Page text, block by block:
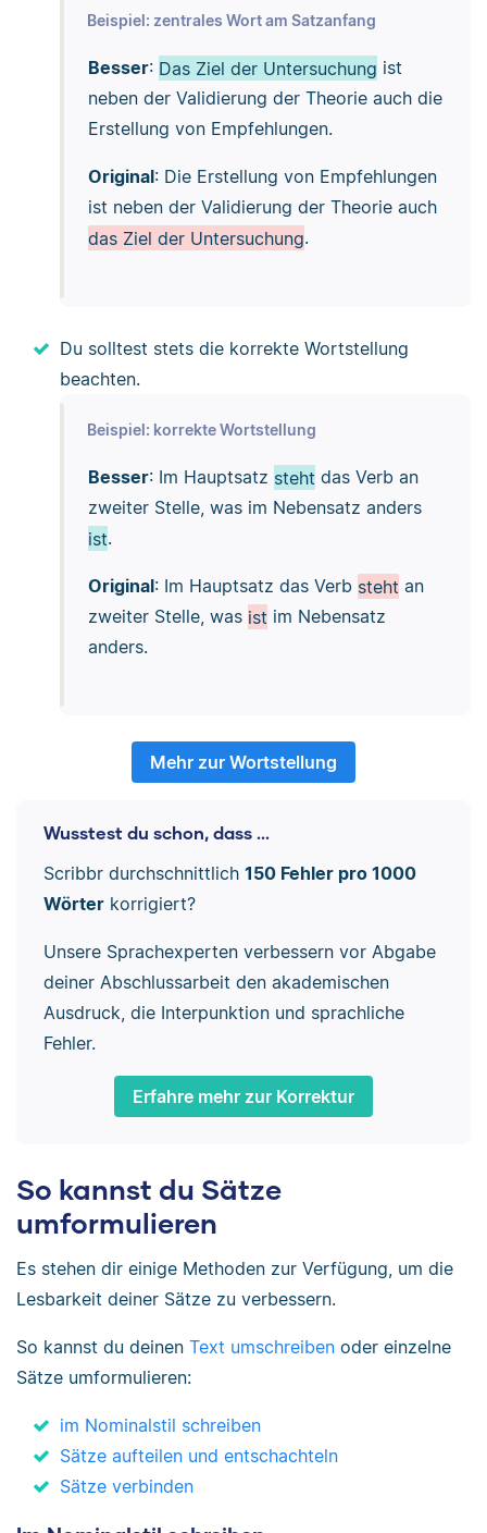
Beispiel: zentrales Wort am Satzanfang
Besser: Das Ziel der Untersuchung ist
neben der Validierung der Theorie auch die
Erstellung von Empfehlungen.
Original: Die Erstellung von Empfehlungen
ist neben der Validierung der Theorie auch
das Ziel der Untersuchung.
Du solltest stets die korrekte Wortstellung
beachten.
Beispiel: korrekte Wortstellung
Besser: Im Hauptsatz steht das Verb an
zweiter Stelle, was im Nebensatz anders
ist.
Original: Im Hauptsatz das Verb steht an
zweiter Stelle, was ist im Nebensatz
anders.
Mehr zur Wortstellung
Wusstest du schon, dass ...
Scribbr durchschnittlich 150 Fehler pro 1000
Wörterkorrigiert?
Unsere Sprachexperten verbessern vor Abgabe
deiner Abschlussarbeit den akademischen
Ausdruck, die Interpunktion und sprachliche
Fehler.
Erfahre mehr zur Korrektur
So kannst du Sätze
umformulieren
Es stehen dir einige Methoden zur Verfügung, um die
Lesbarkeit deiner Sätze zu verbessern.
So kannst du deinen Text umschreiben oder einzelne
Sätze umformulieren:
im Nominalstil schreiben
Sätze aufteilen und entschachteln
Sätze verbinden